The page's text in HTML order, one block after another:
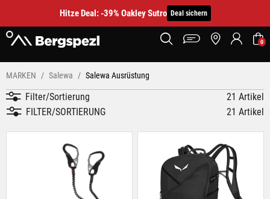
Hitze Deal: -39% Oakley Sutro Deal sichern
0
MARKEN Salewa Salewa Ausrüstung
Filter/Sortierung
21 Artikel
FILTER/SORTIERUNG
21 Artikel